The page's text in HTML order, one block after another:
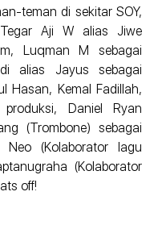
teman di sekitar SOY,
Aji W alias Jiwe
Luqman M sebagai
alias Jayus sebagai
Hasan, Kemal Fadillah,
Daniel Ryan
(Trombone) sebagai
(Kolaborator lagu
(Kolaborator
off!